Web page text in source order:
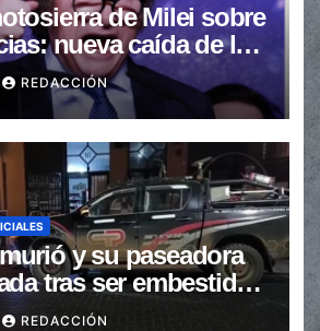
de Milei sobre
nueva caída de las
no automáticas
REDACCIÓN
y su paseadora
tras ser embestidas
peatonal
REDACCIÓN